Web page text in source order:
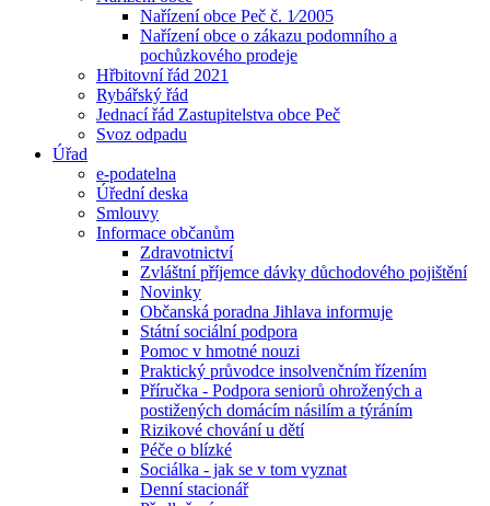
Nařízení obce Peč č. 1⁄2005
Nařízení obce o zákazu podomního a
pochůzkového prodeje
Hřbitovní řád 2021
Rybářský řád
Jednací řád Zastupitelstva obce Peč
Svoz odpadu
Úřad
e-podatelna
Úřední deska
Smlouvy
Informace občanům
Zdravotnictví
Zvláštní příjemce dávky důchodového pojištění
Novinky
Občanská poradna Jihlava informuje
Státní sociální podpora
Pomoc v hmotné nouzi
Praktický průvodce insolvenčním řízením
Příručka - Podpora seniorů ohrožených a
postižených domácím násilím a týráním
Rizikové chování u dětí
Péče o blízké
Sociálka - jak se v tom vyznat
Denní stacionář